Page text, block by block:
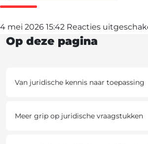
4 mei 2026 15:42 Reacties
Op deze pagina
Van juridische kennis naar toepassing
Meer grip op juridische vraagstukken